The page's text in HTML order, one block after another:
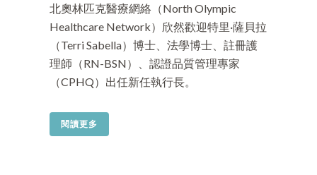
北奧林匹克醫療網絡（North Olympic
Healthcare Network）欣然歡迎特里·薩貝拉
（Terri Sabella）博士、法學博士、註冊護
理師（RN-BSN）、認證品質管理專家
（CPHQ）出任新任執行長。
閱讀更多